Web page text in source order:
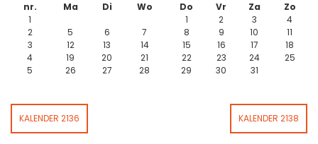
nr. Ma Di Wo Do Vr Za
Zo
1
1 2 3
4
2
5 6 7 8 9 10
11
3
12 13 14 15 16 17
18
4
19 20 21 22 23 24
25
5
26 27 28 29 30 31
KALENDER 2136 KALENDER 2138